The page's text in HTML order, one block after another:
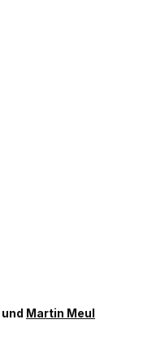
und Martin Meul